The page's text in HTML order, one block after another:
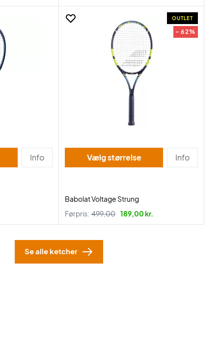
Info
OUTLET
- 62%
Vælg størrelse Info
Babolat Voltage Strung
Førpris: 499,00 189,00 kr.
Se alle ketcher